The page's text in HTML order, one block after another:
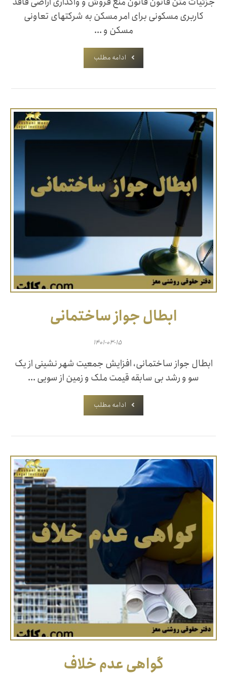
کاربری‌ مسکونی برای امر مسکن به شرکتهای تعاونی
مسکن و‌ ...
ادامه مطلب
ابطال جواز ساختمانی
۱۴۰۱-۰۳-۱۵
ابطال جواز ساختمانی، افزایش جمعیت شهر نشینی از یک
سو و رشد بی سابقه قیمت ملک و زمین از سویی ...
ادامه مطلب
گواهی عدم خلاف